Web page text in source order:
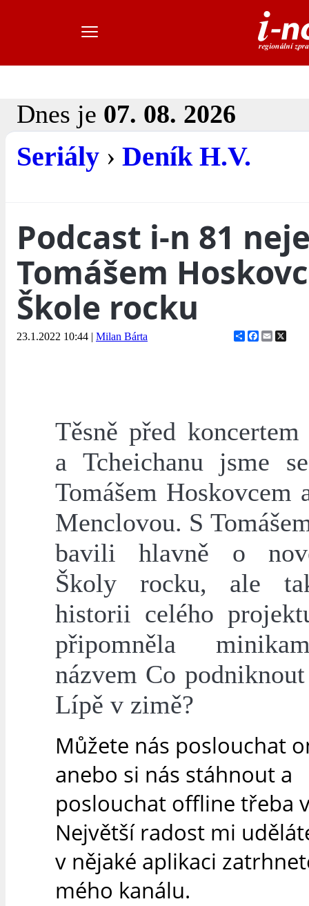
Dnes je 07. 08. 2026
Seriály › Deník H.V.
Podcast i-n 81
Tomášem
Škole rocku
23.1.2022 10:44 | Milan Bárta ShareFacebook
Email
Těsně před
a Tcheichanu jsme
Tomášem Hoskovcem
Menclovou. S
bavili hlavně o
Školy rocku, ale
historii celého
připomněla
názvem Co
Lípě v zimě?
Můžete nás poslouchat
anebo si nás stáhnout a
poslouchat offline třeba
Největší radost mi
v nějaké aplikaci
mého kanálu.